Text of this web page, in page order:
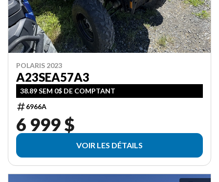
POLARIS 2023
A23SEA57A3
38.89 SEM 0$ DE COMPTANT
6966A
6 999 $
VOIR LES DÉTAILS